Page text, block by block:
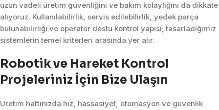
uzun vadeli üretim güvenliğini ve bakım kolaylığını da dikkate
alıyoruz. Kullanılabilirlik, servis edilebilirlik, yedek parça
bulunabilirliği ve operatör dostu kontrol yapısı; tasarladığımız
sistemlerin temel kriterleri arasında yer alır.
Robotik ve Hareket Kontrol
Projeleriniz İçin Bize Ulaşın
Üretim hattınızda hız, hassasiyet, otomasyon ve güvenlik